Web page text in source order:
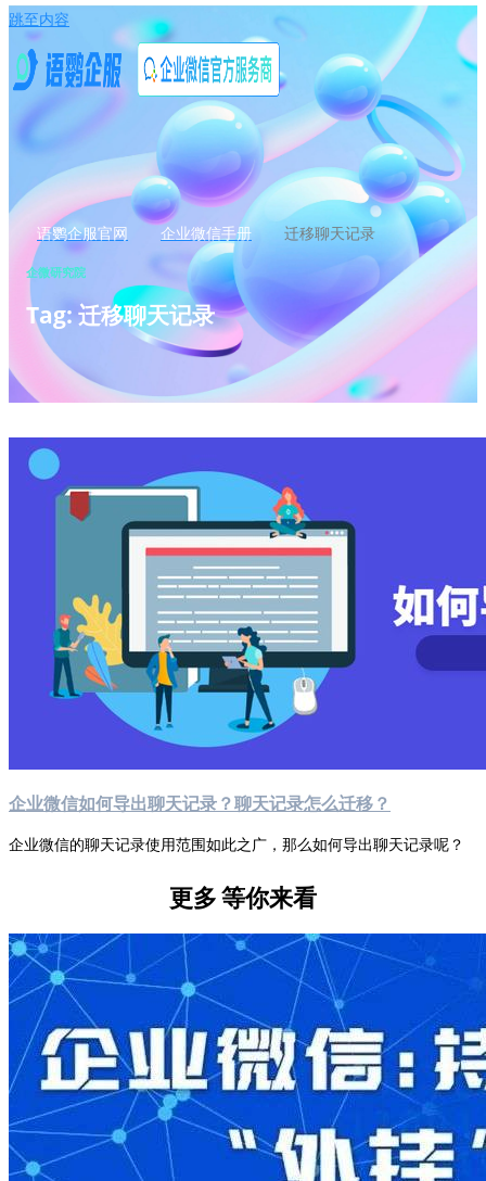
跳至内容
语鹦企服官网 企业微信手册 迁移聊天记录
企微研究院
Tag: 迁移聊天记录
企业微信如何导出聊天记录？聊天记录怎么迁移？
企业微信的聊天记录使用范围如此之广，那么如何导出聊天记录呢？
更多等你来看